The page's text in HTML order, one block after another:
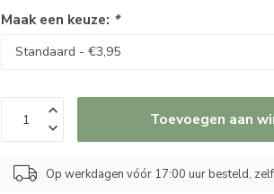
Maak een keuze: *
Toevoegen aan
Op werkdagen vóór 17:00 uur besteld,